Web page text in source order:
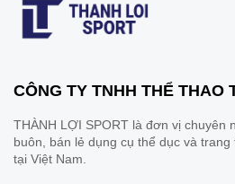
CÔNG TY TNHH THỂ THAO
THÀNH LỢI SPORT là đơn vị chuyên
buôn, bán lẻ dụng cụ thể dục và
tại Việt Nam.